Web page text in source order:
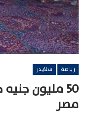
رياضة سلايدر
50 مليون
مصر